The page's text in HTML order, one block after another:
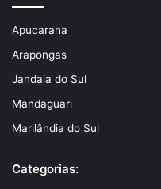
Apucarana
Arapongas
Jandaia do Sul
Mandaguari
Marilândia do Sul
Categorias: